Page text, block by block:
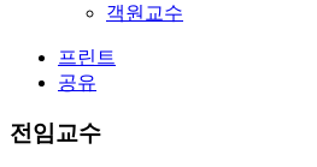
객원교수
프린트
공유
전임교수